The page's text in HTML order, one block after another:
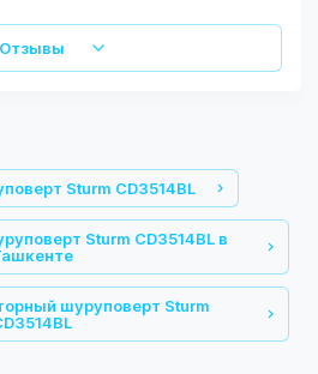
Отзывы
Sturm CD3514BL
Sturm CD3514BL в
шуруповерт Sturm